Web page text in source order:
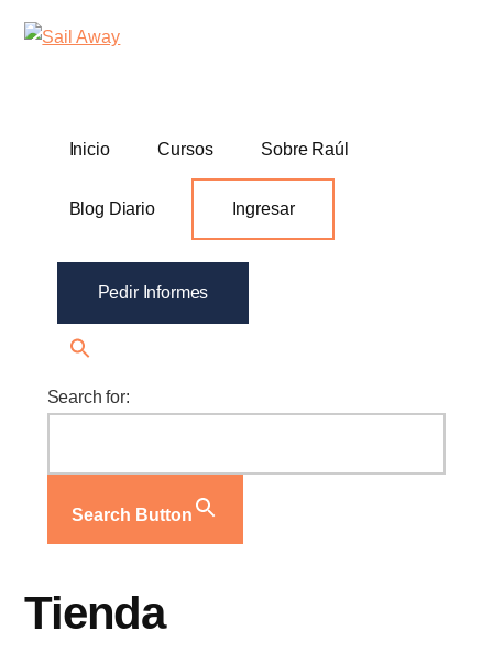
Additional
menu
Sail
Academia
Inicio
Cursos Sobre Raúl
Blog Diario Ingresar
Pedir Informes
Search for:
Search Button
Tienda